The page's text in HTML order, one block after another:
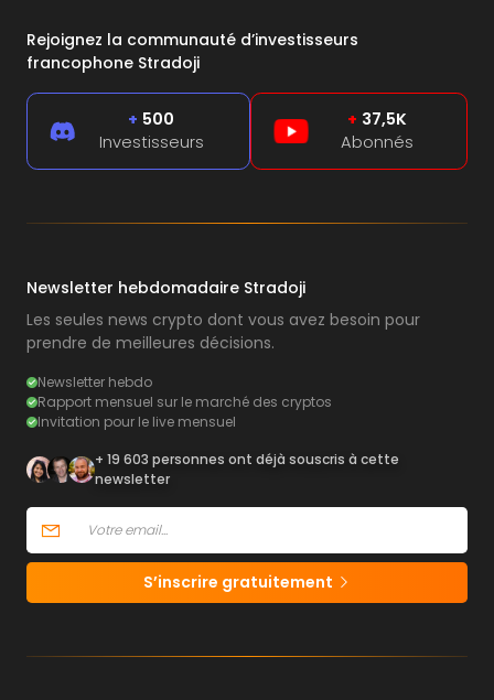
Rejoignez la communauté d’investisseurs
francophone Stradoji
+ 500
Investisseurs
+ 37,5K
Abonnés
Newsletter hebdomadaire Stradoji
Les seules news crypto dont vous avez besoin pour
prendre de meilleures décisions.
Newsletter hebdo
Rapport mensuel sur le marché des cryptos
Invitation pour le live mensuel
+ 19 603 personnes ont déjà souscris à cette
newsletter
S’inscrire gratuitement